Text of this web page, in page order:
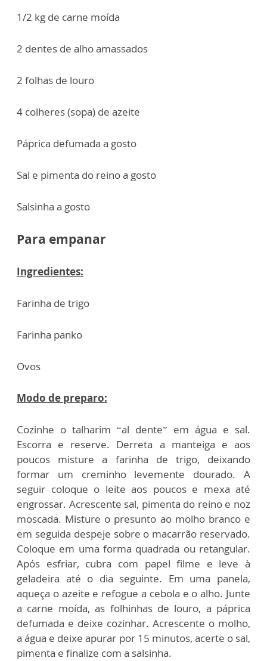
1/2 kg de carne moída
2 dentes de alho amassados
2 folhas de louro
4 colheres (sopa) de azeite
Páprica defumada a gosto
Sal e pimenta do reino a gosto
Salsinha a gosto
Para empanar
Ingredientes:
Farinha de trigo
Farinha panko
Ovos
Modo de preparo:
Cozinhe o talharim “al dente” em água e sal.
Escorra e reserve. Derreta a manteiga e aos
poucos misture a farinha de trigo, deixando
formar um creminho levemente dourado. A
seguir coloque o leite aos poucos e mexa até
engrossar. Acrescente sal, pimenta do reino e noz
moscada. Misture o presunto ao molho branco e
em seguida despeje sobre o macarrão reservado.
Coloque em uma forma quadrada ou retangular.
Após esfriar, cubra com papel filme e leve à
geladeira até o dia seguinte. Em uma panela,
aqueça o azeite e refogue a cebola e o alho. Junte
a carne moída, as folhinhas de louro, a páprica
defumada e deixe cozinhar. Acrescente o molho,
a água e deixe apurar por 15 minutos, acerte o sal,
pimenta e finalize com a salsinha.